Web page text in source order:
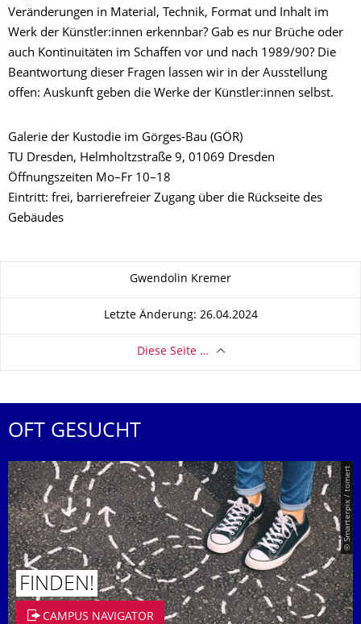
Veränderungen in Material, Technik, Format und Inhalt im
Werk der Künstler:innen erkennbar? Gab es nur Brüche oder
auch Kontinuitäten im Schaffen vor und nach 1989/90? Die
Beantwortung dieser Fragen lassen wir in der Ausstellung
offen: Auskunft geben die Werke der Künstler:innen selbst.
Galerie der Kustodie im Görges-Bau (GÖR)
TU Dresden, Helmholtzstraße 9, 01069 Dresden
Öffnungszeiten Mo–Fr 10–18
Eintritt: frei, barrierefreier Zugang über die Rückseite des
Gebäudes
Gwendolin Kremer
Letzte Änderung: 26.04.2024
Diese Seite …
OFT GESUCHT
© Smarterpix / tomert
FINDEN!
CAMPUS NAVIGATOR